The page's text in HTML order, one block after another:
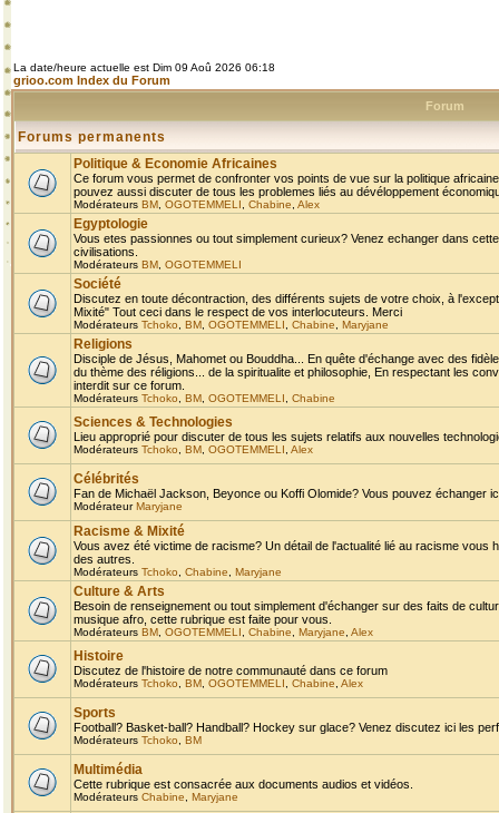
La date/heure actuelle est Dim 09 Aoû 2026 06:18
grioo.com Index du Forum
Forum
Forums permanents
Politique & Economie Africaines
Ce forum vous permet de confronter vos points de vue sur la politique
pouvez aussi discuter de tous les problemes liés au dévéloppement
Modérateurs BM OGOTEMMELI Chabine Alex
Egyptologie
Vous etes passionnes ou tout simplement curieux? Venez echanger dans
civilisations.
Modérateurs BM OGOTEMMELI
Société
Discutez en toute décontraction, des différents sujets de votre choix, à
Mixité" Tout ceci dans le respect de vos interlocuteurs. Merci
Modérateurs Tchoko BM OGOTEMMELI Chabine Maryjane
Religions
Disciple de Jésus, Mahomet ou Bouddha... En quête d'échange avec des
du thème des réligions... de la spiritualite et philosophie, En respectant les
interdit sur ce forum.
Modérateurs Tchoko BM OGOTEMMELI Chabine
Sciences & Technologies
Lieu approprié pour discuter de tous les sujets relatifs aux nouvelles
Modérateurs Tchoko BM OGOTEMMELI Alex
Célébrités
Fan de Michaël Jackson, Beyonce ou Koffi Olomide? Vous pouvez échanger
ModérateurMaryjane
Racisme & Mixité
Vous avez été victime de racisme? Un détail de l'actualité lié au racisme
des autres.
Modérateurs Tchoko Chabine Maryjane
Culture & Arts
Besoin de renseignement ou tout simplement d'échanger sur des faits de
musique afro, cette rubrique est faite pour vous.
Modérateurs BM OGOTEMMELI Chabine Maryjane Alex
Histoire
Discutez de l'histoire de notre communauté dans ce forum
Modérateurs Tchoko BM OGOTEMMELI Chabine Alex
Sports
Football? Basket-ball? Handball? Hockey sur glace? Venez discutez ici les
Modérateurs Tchoko BM
Multimédia
Cette rubrique est consacrée aux documents audios et vidéos.
Modérateurs Chabine Maryjane